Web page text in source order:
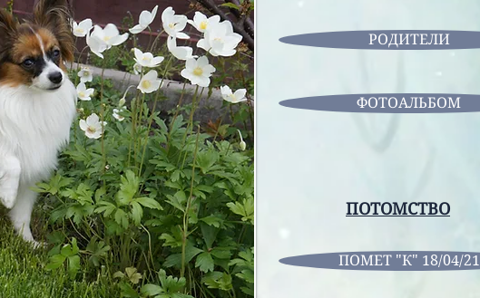
РОДИТЕЛИ
ФОТОАЛЬБОМ
ПОТОМСТВО
ПОМЕТ "К" 18/04/21